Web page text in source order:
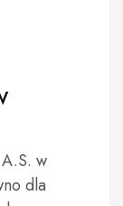
w
dla